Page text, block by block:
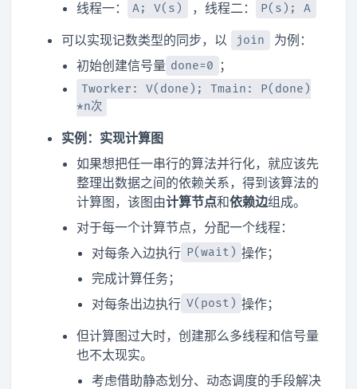
线程一： A; V(s) ，线程二： P(s); A
可以实现记数类型的同步，以 join
为例：
初始创建信号量 done=0 ；
Tworker: V(done); Tmain: P(done)
*n次
实例：实现计算图
如果想把任一串行的算法并行化，就应该先
整理出数据之间的依赖关系，得到该算法的
计算图，该图由计算节点和依赖边组成。
对于每一个计算节点，分配一个线程：
对每条入边执行 P(wait) 操作；
完成计算任务；
对每条出边执行 V(post) 操作；
但计算图过大时，创建那么多线程和信号量
也不太现实。
考虑借助静态划分、动态调度的手段解决